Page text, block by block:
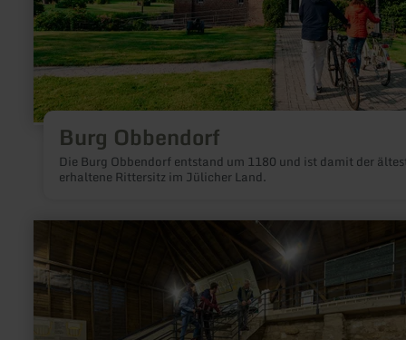
Burg Obbendorf
Die Burg Obbendorf entstand um 1180 und ist damit der
erhaltene Rittersitz im Jülicher Land.
zu:
EifelRadSchleife
8
"Römerzeit
und
Mittelalter"